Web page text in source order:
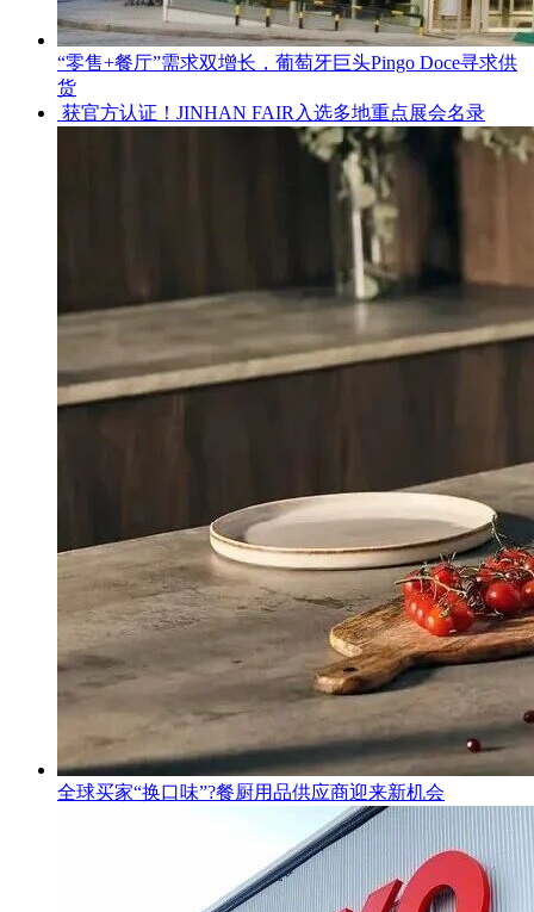
“零售+餐厅”需求双增长，葡萄牙巨头Pingo Doce寻求供
货
获官方认证！JINHAN FAIR入选多地重点展会名录
全球买家“换口味”?餐厨用品供应商迎来新机会